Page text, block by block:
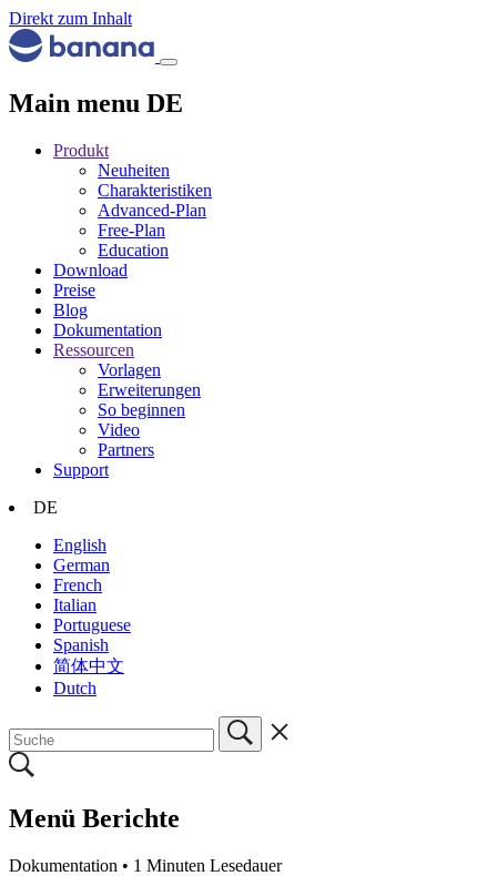
Direkt zum Inhalt
Main menu DE
Produkt
Neuheiten
Charakteristiken
Advanced-Plan
Free-Plan
Education
Download
Preise
Blog
Dokumentation
Ressourcen
Vorlagen
Erweiterungen
So beginnen
Video
Partners
Support
DE
English
German
French
Italian
Portuguese
Spanish
简体中文
Dutch
Menü Berichte
Dokumentation • 1 Minuten Lesedauer